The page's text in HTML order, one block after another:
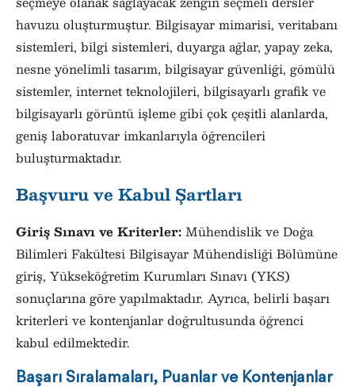
havuzu oluşturmuştur. Bilgisayar mimarisi, veritabanı
sistemleri, bilgi sistemleri, duyarga ağlar, yapay zeka,
nesne yönelimli tasarım, bilgisayar güvenliği, gömülü
sistemler, internet teknolojileri, bilgisayarlı grafik ve
bilgisayarlı görüntü işleme gibi çok çeşitli alanlarda,
geniş laboratuvar imkanlarıyla öğrencileri
buluşturmaktadır.
Başvuru ve Kabul Şartları
Giriş Sınavı ve Kriterler: Mühendislik ve Doğa
Bilimleri Fakültesi Bilgisayar Mühendisliği Bölümüne
giriş, Yükseköğretim Kurumları Sınavı (YKS)
sonuçlarına göre yapılmaktadır. Ayrıca, belirli başarı
kriterleri ve kontenjanlar doğrultusunda öğrenci
kabul edilmektedir.
Başarı Sıralamaları, Puanlar ve Kontenjanlar